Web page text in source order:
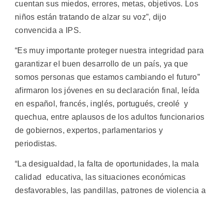
cuentan sus miedos, errores, metas, objetivos. Los
niños están tratando de alzar su voz”, dijo
convencida a IPS.
“Es muy importante proteger nuestra integridad para
garantizar el buen desarrollo de un país, ya que
somos personas que estamos cambiando el futuro”
afirmaron los jóvenes en su declaración final, leída
en español, francés, inglés, portugués, creolé y
quechua, entre aplausos de los adultos funcionarios
de gobiernos, expertos, parlamentarios y
periodistas.
“La desigualdad, la falta de oportunidades, la mala
calidad educativa, las situaciones económicas
desfavorables, las pandillas, patrones de violencia a